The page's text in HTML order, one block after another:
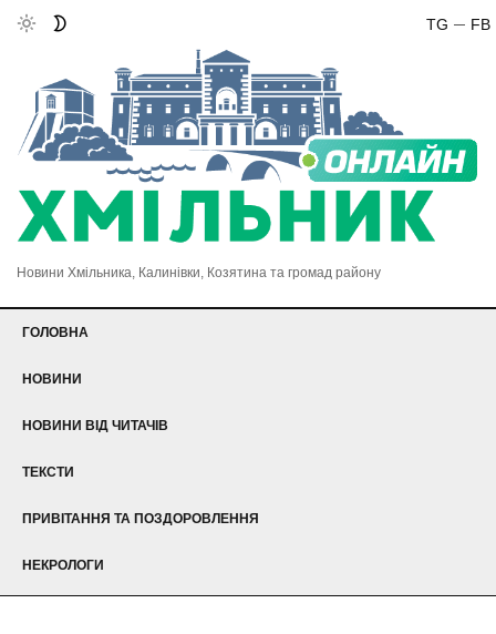
FB
TG
Новини Хмільника, Калинівки, Козятина та громад району
ГОЛОВНА
НОВИНИ
НОВИНИ ВІД ЧИТАЧІВ
ТЕКСТИ
ПРИВІТАННЯ ТА ПОЗДОРОВЛЕННЯ
НЕКРОЛОГИ